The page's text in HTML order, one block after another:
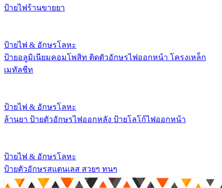
ป้ายไฟร้านขายยา
ป้ายไฟ & อักษรโลหะ
ป้ายอลูมิเนียมคอมโพสิท ติดตัวอักษรไฟออกหน้า โครงเหล็ก
เมทัลชีท
ป้ายไฟ & อักษรโลหะ
ล้านยา ป้ายตัวอักษรไฟออกหลัง ป้ายโลโก้ไฟออกหน้า
ป้ายไฟ & อักษรโลหะ
ป้ายตัวอักษรสแตนเลส สวยๆ ทนๆ